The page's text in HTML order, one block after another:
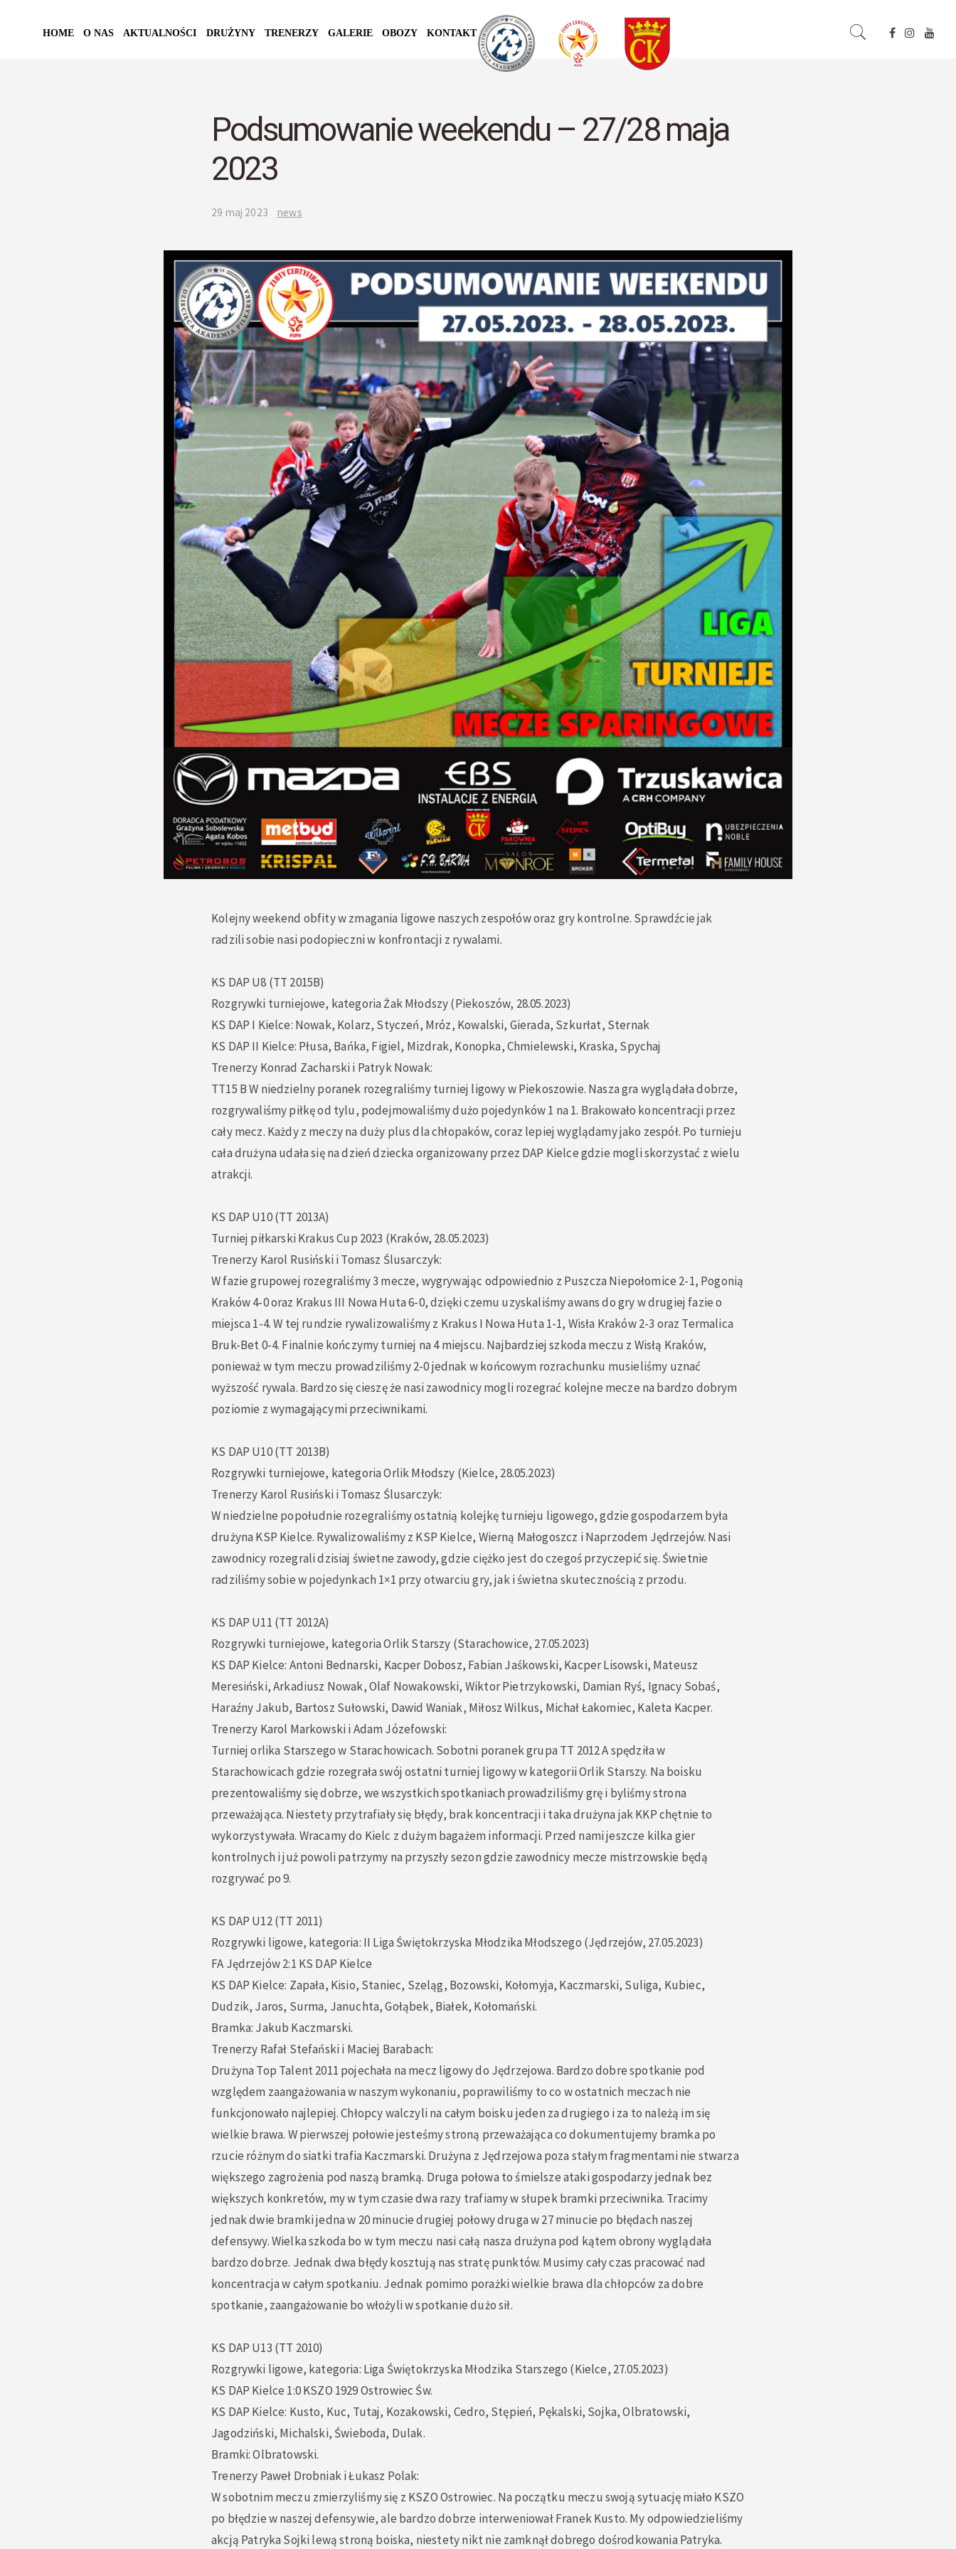
HOME O NAS AKTUALNOŚCI DRUŻYNY TRENERZY GALERIE OBOZY KONTAKT
Podsumowanie weekendu – 27/28 maja
2023
29 maj 2023 news
Kolejny weekend obfity w zmagania ligowe naszych zespołów oraz gry kontrolne. Sprawdźcie jak
radzili sobie nasi podopieczni w konfrontacji z rywalami.
KS DAP U8 (TT 2015B)
Rozgrywki turniejowe, kategoria Żak Młodszy (Piekoszów, 28.05.2023)
KS DAP I Kielce: Nowak, Kolarz, Styczeń, Mróz, Kowalski, Gierada, Szkurłat, Sternak
KS DAP II Kielce: Płusa, Bańka, Figiel, Mizdrak, Konopka, Chmielewski, Kraska, Spychaj
Trenerzy Konrad Zacharski i Patryk Nowak:
TT15 B W niedzielny poranek rozegraliśmy turniej ligowy w Piekoszowie. Nasza gra wyglądała dobrze,
rozgrywaliśmy piłkę od tylu, podejmowaliśmy dużo pojedynków 1 na 1. Brakowało koncentracji przez
cały mecz. Każdy z meczy na duży plus dla chłopaków, coraz lepiej wyglądamy jako zespół. Po turnieju
cała drużyna udała się na dzień dziecka organizowany przez DAP Kielce gdzie mogli skorzystać z wielu
atrakcji.
KS DAP U10 (TT 2013A)
Turniej piłkarski Krakus Cup 2023 (Kraków, 28.05.2023)
Trenerzy Karol Rusiński i Tomasz Ślusarczyk:
W fazie grupowej rozegraliśmy 3 mecze, wygrywając odpowiednio z Puszcza Niepołomice 2-1, Pogonią
Kraków 4-0 oraz Krakus III Nowa Huta 6-0, dzięki czemu uzyskaliśmy awans do gry w drugiej fazie o
miejsca 1-4. W tej rundzie rywalizowaliśmy z Krakus I Nowa Huta 1-1, Wisła Kraków 2-3 oraz Termalica
Bruk-Bet 0-4. Finalnie kończymy turniej na 4 miejscu. Najbardziej szkoda meczu z Wisłą Kraków,
ponieważ w tym meczu prowadziliśmy 2-0 jednak w końcowym rozrachunku musieliśmy uznać
wyższość rywala. Bardzo się cieszę że nasi zawodnicy mogli rozegrać kolejne mecze na bardzo dobrym
poziomie z wymagającymi przeciwnikami.
KS DAP U10 (TT 2013B)
Rozgrywki turniejowe, kategoria Orlik Młodszy (Kielce, 28.05.2023)
Trenerzy Karol Rusiński i Tomasz Ślusarczyk:
W niedzielne popołudnie rozegraliśmy ostatnią kolejkę turnieju ligowego, gdzie gospodarzem była
drużyna KSP Kielce. Rywalizowaliśmy z KSP Kielce, Wierną Małogoszcz i Naprzodem Jędrzejów. Nasi
zawodnicy rozegrali dzisiaj świetne zawody, gdzie ciężko jest do czegoś przyczepić się. Świetnie
radziliśmy sobie w pojedynkach 1×1 przy otwarciu gry, jak i świetna skutecznością z przodu.
KS DAP U11 (TT 2012A)
Rozgrywki turniejowe, kategoria Orlik Starszy (Starachowice, 27.05.2023)
KS DAP Kielce: Antoni Bednarski, Kacper Dobosz, Fabian Jaśkowski, Kacper Lisowski, Mateusz
Meresiński, Arkadiusz Nowak, Olaf Nowakowski, Wiktor Pietrzykowski, Damian Ryś, Ignacy Sobaś,
Haraźny Jakub, Bartosz Sułowski, Dawid Waniak, Miłosz Wilkus, Michał Łakomiec, Kaleta Kacper.
Trenerzy Karol Markowski i Adam Józefowski:
Turniej orlika Starszego w Starachowicach. Sobotni poranek grupa TT 2012 A spędziła w
Starachowicach gdzie rozegrała swój ostatni turniej ligowy w kategorii Orlik Starszy. Na boisku
prezentowaliśmy się dobrze, we wszystkich spotkaniach prowadziliśmy grę i byliśmy strona
przeważająca. Niestety przytrafiały się błędy, brak koncentracji i taka drużyna jak KKP chętnie to
wykorzystywała. Wracamy do Kielc z dużym bagażem informacji. Przed nami jeszcze kilka gier
kontrolnych i już powoli patrzymy na przyszły sezon gdzie zawodnicy mecze mistrzowskie będą
rozgrywać po 9.
KS DAP U12 (TT 2011)
Rozgrywki ligowe, kategoria: II Liga Świętokrzyska Młodzika Młodszego (Jędrzejów, 27.05.2023)
FA Jędrzejów 2:1 KS DAP Kielce
KS DAP Kielce: Zapała, Kisio, Staniec, Szeląg, Bozowski, Kołomyja, Kaczmarski, Suliga, Kubiec,
Dudzik, Jaros, Surma, Januchta, Gołąbek, Białek, Kołomański.
Bramka: Jakub Kaczmarski.
Trenerzy Rafał Stefański i Maciej Barabach:
Drużyna Top Talent 2011 pojechała na mecz ligowy do Jędrzejowa. Bardzo dobre spotkanie pod
względem zaangażowania w naszym wykonaniu, poprawiliśmy to co w ostatnich meczach nie
funkcjonowało najlepiej. Chłopcy walczyli na całym boisku jeden za drugiego i za to należą im się
wielkie brawa. W pierwszej połowie jesteśmy stroną przeważająca co dokumentujemy bramka po
rzucie różnym do siatki trafia Kaczmarski. Drużyna z Jędrzejowa poza stałym fragmentami nie stwarza
większego zagrożenia pod naszą bramką. Druga połowa to śmielsze ataki gospodarzy jednak bez
większych konkretów, my w tym czasie dwa razy trafiamy w słupek bramki przeciwnika. Tracimy
jednak dwie bramki jedna w 20 minucie drugiej połowy druga w 27 minucie po błędach naszej
defensywy. Wielka szkoda bo w tym meczu nasi całą nasza drużyna pod kątem obrony wyglądała
bardzo dobrze. Jednak dwa błędy kosztują nas stratę punktów. Musimy cały czas pracować nad
koncentracja w całym spotkaniu. Jednak pomimo porażki wielkie brawa dla chłopców za dobre
spotkanie, zaangażowanie bo włożyli w spotkanie dużo sił.
KS DAP U13 (TT 2010)
Rozgrywki ligowe, kategoria: Liga Świętokrzyska Młodzika Starszego (Kielce, 27.05.2023)
KS DAP Kielce 1:0 KSZO 1929 Ostrowiec Św.
KS DAP Kielce: Kusto, Kuc, Tutaj, Kozakowski, Cedro, Stępień, Pękalski, Sojka, Olbratowski,
Jagodziński, Michalski, Świeboda, Dulak.
Bramki: Olbratowski.
Trenerzy Paweł Drobniak i Łukasz Polak:
W sobotnim meczu zmierzyliśmy się z KSZO Ostrowiec. Na początku meczu swoją sytuację miało KSZO
po błędzie w naszej defensywie, ale bardzo dobrze interweniował Franek Kusto. My odpowiedzieliśmy
akcją Patryka Sojki lewą stroną boiska, niestety nikt nie zamknął dobrego dośrodkowania Patryka.